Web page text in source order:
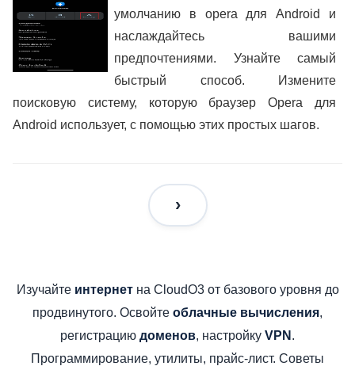
умолчанию в opera для Android и
наслаждайтесь вашими
предпочтениями. Узнайте самый
быстрый способ. Измените
поисковую систему, которую браузер Opera для
Android использует, с помощью этих простых шагов.
Изучайте интернетна CloudO3 от базового уровня до
продвинутого. Освойте облачные вычисления,
регистрацию доменов, настройку VPN .
Программирование, утилиты, прайс-лист. Советы